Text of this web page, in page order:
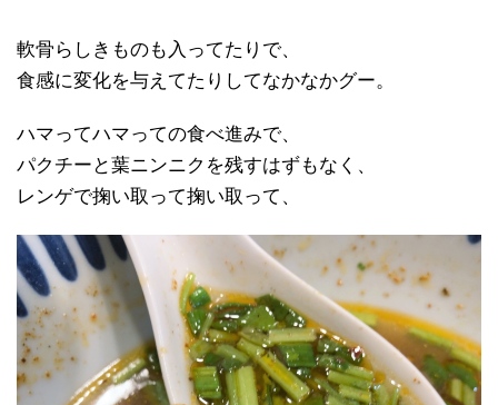
軟骨らしきものも入ってたりで、
食感に変化を与えてたりしてなかなかグー。
ハマってハマっての食べ進みで、
パクチーと葉ニンニクを残すはずもなく、
レンゲで掬い取って掬い取って、